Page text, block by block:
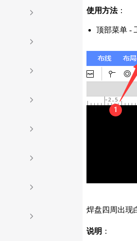
使用方法：
顶部菜单 -
焊盘四周出现
说明 ：